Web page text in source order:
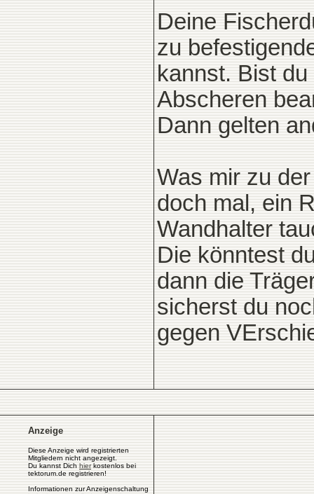
Deine
zu
kannst. Bist
Abscheren
Dann gelten
Was mir zu
doch mal, ein
Wandhalter
Die könntest
dann die
sicherst du
gegen
Anzeige
Diese Anzeige wird registrierten
Mitgliedern nicht angezeigt.
Du kannst Dich hierkostenlos bei
tektorum.de registrieren!
Informationen zur Anzeigenschaltung